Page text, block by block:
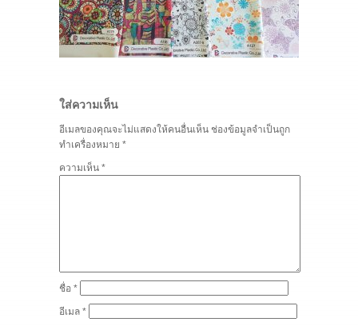
ใส่ความเห็น
อีเมลของคุณจะไม่แสดงให้คนอื่นเห็น ช่องข้อมูลจำเป็นถูก
ทำเครื่องหมาย *
ความเห็น *
ชื่อ *
อีเมล *